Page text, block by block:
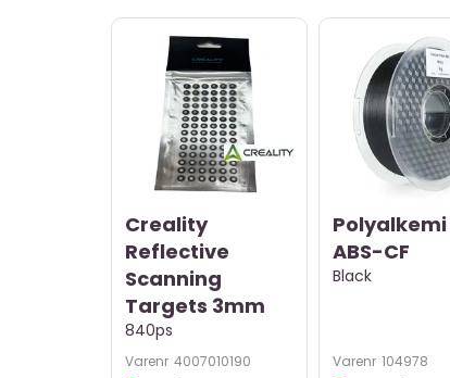
Creality
Reflective
Scanning
Targets 3mm
840ps
Varenr 4007010190
Polyalkemi
ABS-CF
Black
Varenr 104978